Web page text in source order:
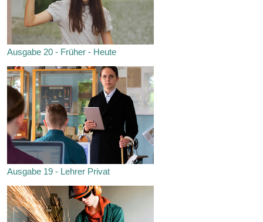
Ausgabe 20 - Früher - Heute
Ausgabe 19 - Lehrer Privat